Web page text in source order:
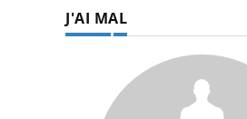
J'AI MAL